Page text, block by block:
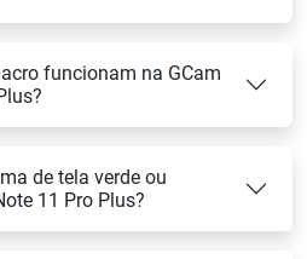
funcionam na GCam
de tela verde ou
11 Pro Plus?